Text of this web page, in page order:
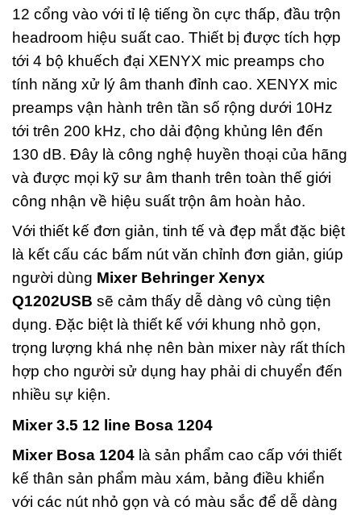
12 cổng vào với tỉ lệ tiếng ồn cực thấp, đầu trộn
headroom hiệu suất cao. Thiết bị được tích hợp
tới 4 bộ khuếch đại XENYX mic preamps cho
tính năng xử lý âm thanh đỉnh cao. XENYX mic
preamps vận hành trên tần số rộng dưới 10Hz
tới trên 200 kHz, cho dải động khủng lên đến
130 dB. Đây là công nghệ huyền thoại của hãng
và được mọi kỹ sư âm thanh trên toàn thế giới
công nhận về hiệu suất trộn âm hoàn hảo.
Với thiết kế đơn giản, tinh tế và đẹp mắt đặc biệt
là kết cấu các bấm nút văn chỉnh đơn giản, giúp
người dùng Mixer Behringer Xenyx
Q1202USB sẽ cảm thấy dễ dàng vô cùng tiện
dụng. Đặc biệt là thiết kế với khung nhỏ gọn,
trọng lượng khá nhẹ nên bàn mixer này rất thích
hợp cho người sử dụng hay phải di chuyển đến
nhiều sự kiện.
Mixer 3.5 12 line Bosa 1204
Mixer Bosa 1204 là sản phẩm cao cấp với thiết
kế thân sản phẩm màu xám, bảng điều khiển
với các nút nhỏ gọn và có màu sắc để dễ dàng